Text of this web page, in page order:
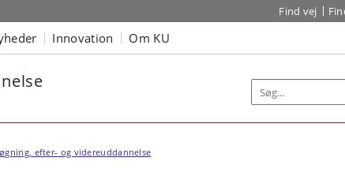
Find vej
Innovation Om KU
efter- og videreuddannelse